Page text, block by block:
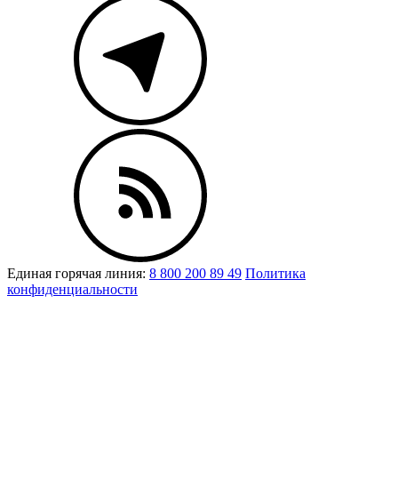
Единая горячая линия: 8 800 200 89 49 Политика
конфиденциальности